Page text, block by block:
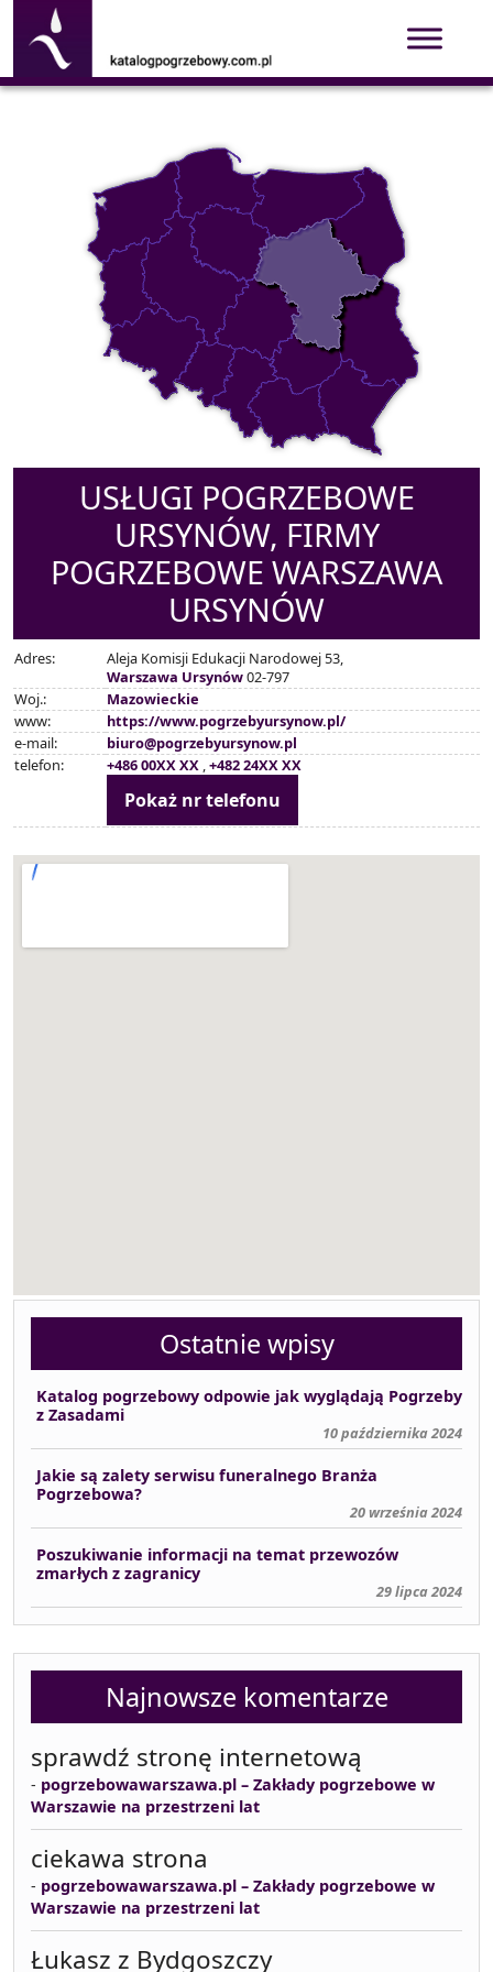
USŁUGI POGRZEBOWE
URSYNÓW, FIRMY
POGRZEBOWE WARSZAWA
URSYNÓW
Adres:
Aleja Komisji Edukacji Narodowej 53,
Warszawa Ursynów02-797
Woj.:
Mazowieckie
www:
https://www.pogrzebyursynow.pl/
e-mail:
biuro@pogrzebyursynow.pl
telefon:
+486 00XX XX ,+482 24XX XX
Pokaż nr telefonu
Ostatnie wpisy
Katalog pogrzebowy odpowie jak wyglądają Pogrzeby
z Zasadami
10 października 2024
Jakie są zalety serwisu funeralnego Branża
Pogrzebowa?
20 września 2024
Poszukiwanie informacji na temat przewozów
zmarłych z zagranicy
29 lipca 2024
Najnowsze komentarze
sprawdź stronę internetową
- pogrzebowawarszawa.pl – Zakłady pogrzebowe w
Warszawie na przestrzeni lat
ciekawa strona
- pogrzebowawarszawa.pl – Zakłady pogrzebowe w
Warszawie na przestrzeni lat
Łukasz z Bydgoszczy